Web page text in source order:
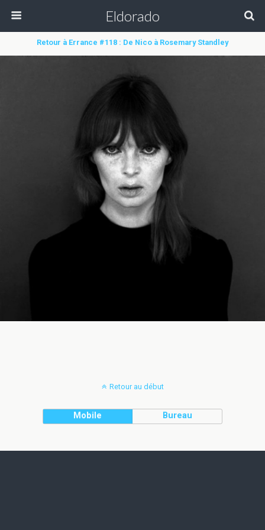
Eldorado
Retour à Errance #118 : De Nico à Rosemary Standley
Retour au début
Mobile Bureau